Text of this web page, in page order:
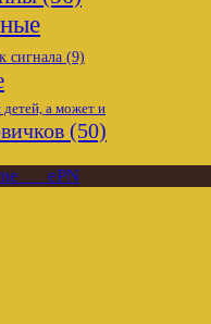
сигнала (9)
детей, а может и
(50)